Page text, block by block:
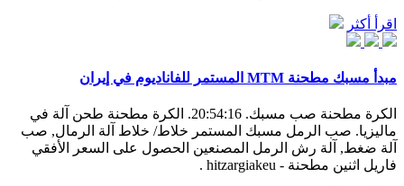
اقرأ أكثر
مبدأ مسبك مطحنة MTM المستمر للفاناديوم في إيران
الكرة مطحنة صب مسبك. 20:54:16. الكرة مطحنة طحن آلة في
ماليزيا. صب الرمل مسبك المستمر خلاط/ خلاط آلة الرمال, صب
آلة ضغط, آلة رش الرمل المصنعين الحصول على السعر الأفقي
فاريل اثنين مطحنة - hitzargiakeu .